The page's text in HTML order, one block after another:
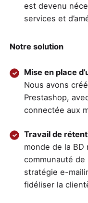
est devenu
services et
Notre solution
Mise en place
Nous avons
Prestashop,
connectée aux
Travail de
monde de la
communauté de
stratégie e-
fidéliser la